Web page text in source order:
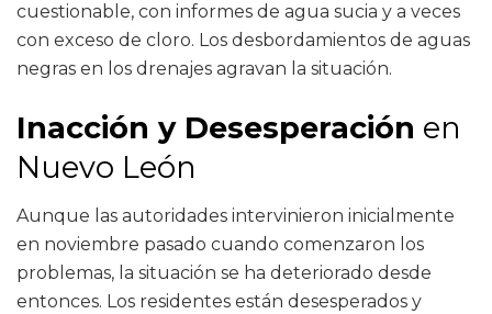
cuestionable, con informes de agua sucia y a veces
con exceso de cloro. Los desbordamientos de aguas
negras en los drenajes agravan la situación.
Inacción y Desesperación en
Nuevo León
Aunque las autoridades intervinieron inicialmente
en noviembre pasado cuando comenzaron los
problemas, la situación se ha deteriorado desde
entonces. Los residentes están desesperados y